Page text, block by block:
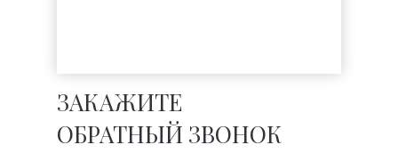
ЗАКАЖИТЕ
ОБРАТНЫЙ ЗВОНОК